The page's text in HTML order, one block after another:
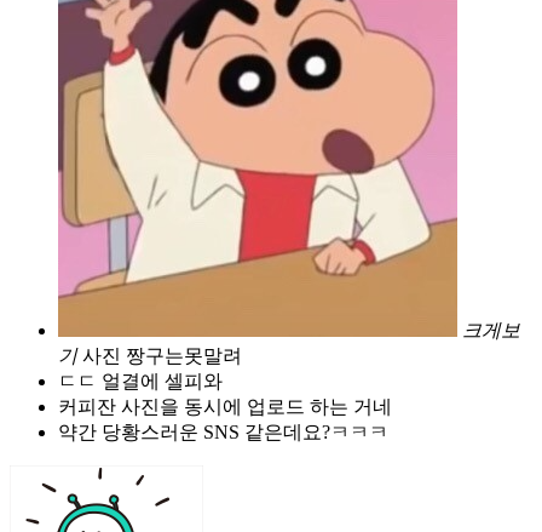
크게보
기 사진 짱구는못말려
ㄷㄷ 얼결에 셀피와
커피잔 사진을 동시에 업로드 하는 거네
약간 당황스러운 SNS 같은데요?ㅋㅋㅋ